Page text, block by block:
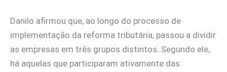
Danilo afirmou que, ao longo do processo de
implementação da reforma tributária, passou a dividir
as empresas em três grupos distintos. Segundo ele,
há aquelas que participaram ativamente das